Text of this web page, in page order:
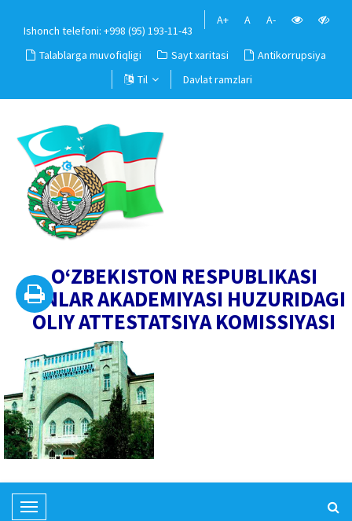
Ishonch telefoni: +998 (95) 193-11-43
A+ A A-
Talablarga muvofiqligi Sayt xaritasi
Antikorrupsiya
Til
Davlat ramzlari
O‘ZBEKISTON RESPUBLIKASI
FANLAR AKADEMIYASI HUZURIDAGI
OLIY ATTESTATSIYA KOMISSIYASI
T